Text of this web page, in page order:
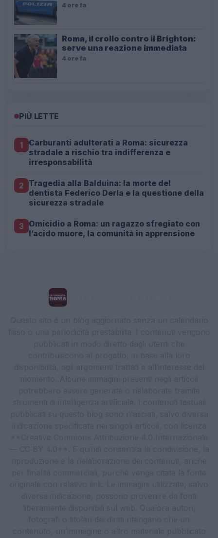
4 ore fa
Roma, il crollo contro il Brighton:
serve una reazione immediata
4 ore fa
PIÙ LETTE
1
Carburanti adulterati a Roma: sicurezza
stradale a rischio tra indifferenza e
irresponsabilità
2 Tragedia alla Balduina: la morte del
dentista Federico Derla e la questione della
sicurezza stradale
3 Omicidio a Roma: un ragazzo sfregiato con
l’acido muore, la comunità in apprensione